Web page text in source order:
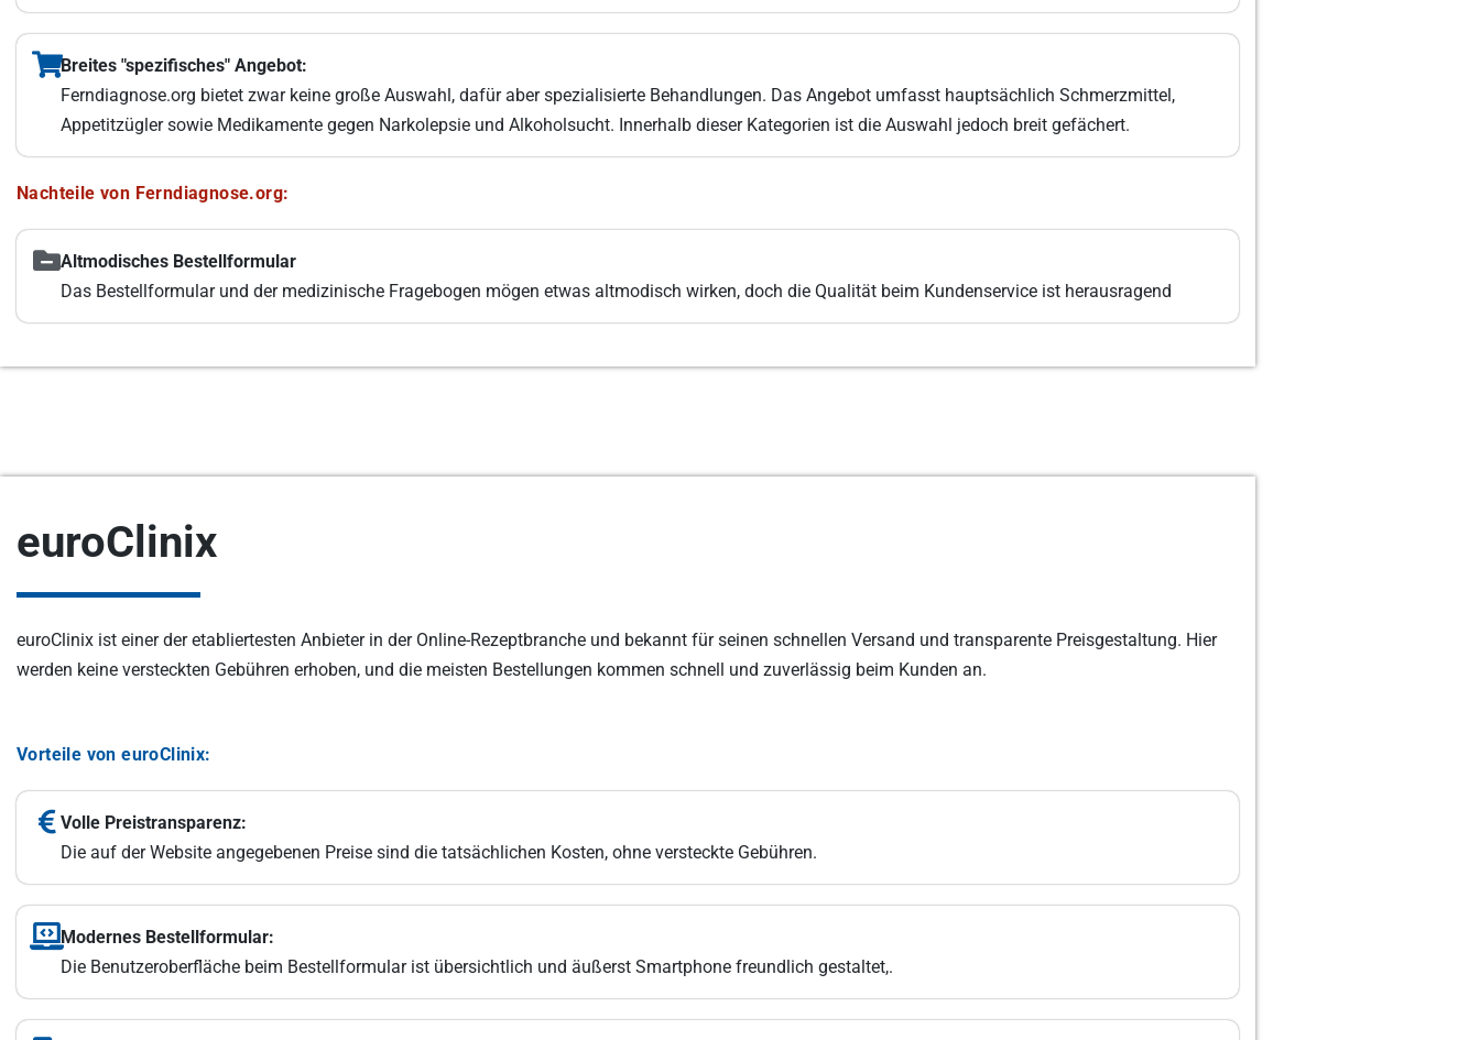
Breites "spezifisches" Angebot:
Ferndiagnose.org bietet zwar keine große Auswahl, dafür aber spezialisierte Behandlungen. Das Angebot umfasst hauptsächlich Schmerzmittel,
Appetitzügler sowie Medikamente gegen Narkolepsie und Alkoholsucht. Innerhalb dieser Kategorien ist die Auswahl jedoch breit gefächert.
Nachteile von Ferndiagnose.org:
Altmodisches Bestellformular
Das Bestellformular und der medizinische Fragebogen mögen etwas altmodisch wirken, doch die Qualität beim Kundenservice ist herausragend
euroClinix
euroClinix ist einer der etabliertesten Anbieter in der Online-Rezeptbranche und bekannt für seinen schnellen Versand und transparente Preisgestaltung. Hier
werden keine versteckten Gebühren erhoben, und die meisten Bestellungen kommen schnell und zuverlässig beim Kunden an.
Vorteile von euroClinix:
Volle Preistransparenz:
Die auf der Website angegebenen Preise sind die tatsächlichen Kosten, ohne versteckte Gebühren.
Modernes Bestellformular:
Die Benutzeroberfläche beim Bestellformular ist übersichtlich und äußerst Smartphone freundlich gestaltet,.